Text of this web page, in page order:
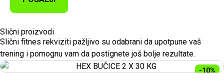
Slični proizvodi
Slični fitnes rekviziti pažljivo su odabrani da upotpune vaš
trening i pomognu vam da postignete još bolje rezultate.
-10%